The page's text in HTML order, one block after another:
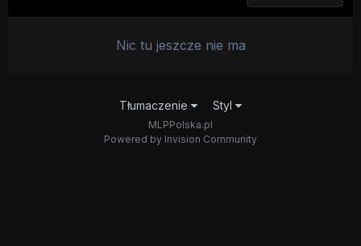
Nic tu jeszcze nie ma
Tłumaczenie Styl
MLPPolska.pl
Powered by Invision Community